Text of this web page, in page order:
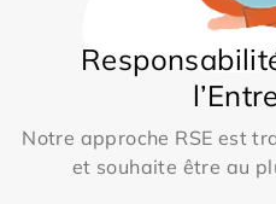
Notre approche RSE est
et souhaite être au